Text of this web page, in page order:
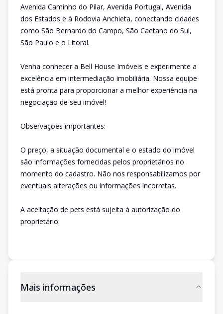
Avenida Caminho do Pilar, Avenida Portugal, Avenida
dos Estados e à Rodovia Anchieta, conectando cidades
como São Bernardo do Campo, São Caetano do Sul,
São Paulo e o Litoral.
Venha conhecer a Bell House Imóveis e experimente a
excelência em intermediação imobiliária. Nossa equipe
está pronta para proporcionar a melhor experiência na
negociação de seu imóvel!
Observações importantes:
O preço, a situação documental e o estado do imóvel
são informações fornecidas pelos proprietários no
momento do cadastro. Não nos responsabilizamos por
eventuais alterações ou informações incorretas.
A aceitação de pets está sujeita à autorização do
proprietário.
Mais informações